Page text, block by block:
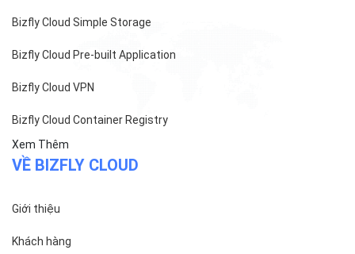
Bizfly Cloud Simple Storage
Bizfly Cloud Pre-built Application
Bizfly Cloud VPN
Bizfly Cloud Container Registry
Xem Thêm
VỀ BIZFLY CLOUD
Giới thiệu
Khách hàng